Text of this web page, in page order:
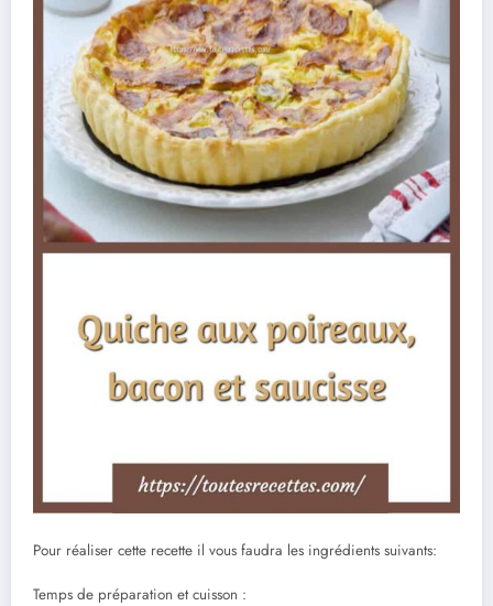
Pour réaliser cette recette il vous faudra les ingrédients suivants:
Temps de préparation et cuisson :